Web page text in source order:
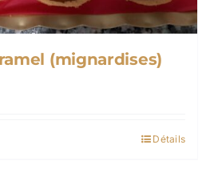
(mignardises)
Détails